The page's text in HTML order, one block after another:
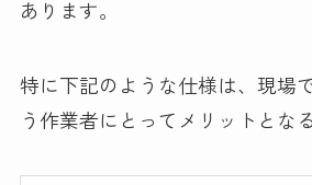
あります。
特に下記のような仕様は、現場
う作業者にとってメリットとな